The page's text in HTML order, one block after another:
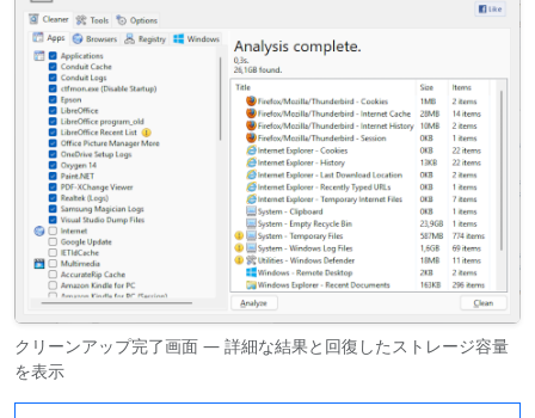
クリーンアップ完了画面 — 詳細な結果と回復したストレージ容量
を表示